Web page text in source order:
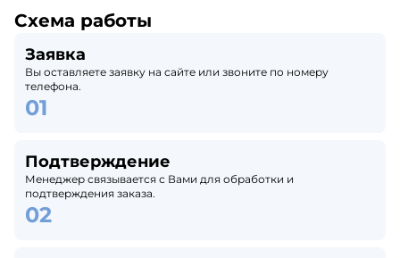
Схема работы
Заявка
Вы оставляете заявку на сайте или звоните по номеру
телефона.
Подтверждение
Менеджер связывается с Вами для обработки и
подтверждения заказа.